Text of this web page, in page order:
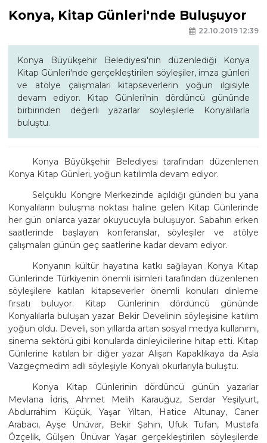
Konya, Kitap Günleri'nde Buluşuyor
22.10.2019 12:39
Konya Büyükşehir Belediyesi'nin düzenlediği Konya
Kitap Günleri'nde gerçekleştirilen söyleşiler, imza günleri
ve atölye çalışmaları kitapseverlerin yoğun ilgisiyle
devam ediyor. Kitap Günleri'nin dördüncü gününde
birbirinden değerli yazarlar söyleşilerle Konyalılarla
buluştu.
Konya Büyükşehir Belediyesi tarafından düzenlenen
Konya Kitap Günleri, yoğun katılımla devam ediyor.
Selçuklu Kongre Merkezinde açıldığı günden bu yana
Konyalıların buluşma noktası haline gelen Kitap Günlerinde
her gün onlarca yazar okuyucuyla buluşuyor. Sabahın erken
saatlerinde başlayan konferanslar, söyleşiler ve atölye
çalışmaları günün geç saatlerine kadar devam ediyor.
Konyanın kültür hayatına katkı sağlayan Konya Kitap
Günlerinde Türkiyenin önemli isimleri tarafından düzenlenen
söyleşilere katılan kitapseverler önemli konuları dinleme
fırsatı buluyor. Kitap Günlerinin dördüncü gününde
Konyalılarla buluşan yazar Bekir Develinin söyleşisine katılım
yoğun oldu. Develi, son yıllarda artan sosyal medya kullanımı,
sinema sektörü gibi konularda dinleyicilerine hitap etti. Kitap
Günlerine katılan bir diğer yazar Alişan Kapaklıkaya da Asla
Vazgeçmedim adlı söyleşiyle Konyalı okurlarıyla buluştu.
Konya Kitap Günlerinin dördüncü günün yazarlar
Mevlana İdris, Ahmet Melih Karauğuz, Serdar Yeşilyurt,
Abdurrahim Küçük, Yaşar Yıltan, Hatice Altunay, Caner
Arabacı, Ayşe Ünüvar, Bekir Şahin, Ufuk Tufan, Mustafa
Özçelik, Gülşen Ünüvar Yaşar gerçekleştirilen söyleşilerde